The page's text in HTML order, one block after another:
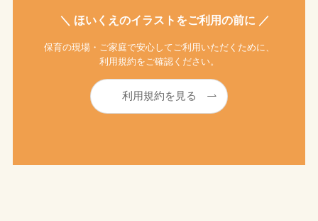
＼ ほいくえのイラストをご利用の前に ／
保育の現場・ご家庭で安心してご利用いただくために、
利用規約をご確認ください。
利用規約を見る